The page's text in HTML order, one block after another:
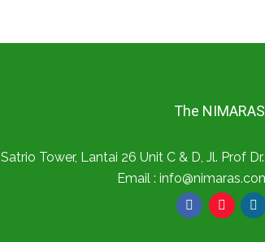
The
Satrio Tower, Lantai 26 Unit C & D, Jl. Prof
Email :